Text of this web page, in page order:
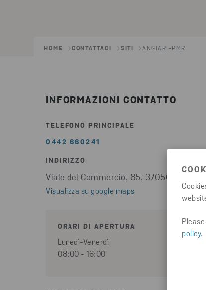
policy.
HOME CONTATTACI SITI ANGIARI-PMR
INFORMAZIONI CONTATTO
TELEFONO PRINCIPALE
0442 660241
INDIRIZZO
Viale del Commercio, 85, 37050 Angiari
Visualizza su google maps
ORARI DI APERTURA
Lunedì-Venerdì
08:00 - 16:00